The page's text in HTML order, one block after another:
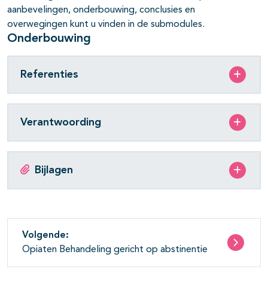
aanbevelingen, onderbouwing, conclusies en
overwegingen kunt u vinden in de submodules.
Onderbouwing
Referenties
Verantwoording
Bijlagen
Volgende:
Opiaten Behandeling gericht op abstinentie